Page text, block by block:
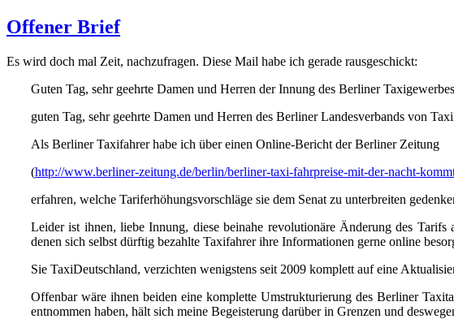
Offener Brief
Es wird doch mal Zeit, nachzufragen. Diese Mail habe ich gerade rausgeschickt:
Guten Tag, sehr geehrte Damen und Herren der Innung des Berliner
guten Tag, sehr geehrte Damen und Herren des Berliner Landesverbands von
Als Berliner Taxifahrer habe ich über einen Online-Bericht der Berliner Zeitung
(http://www.berliner-zeitung.de/berlin/berliner-taxi-fahrpreise-mit-der-nacht-
erfahren, welche Tariferhöhungsvorschläge sie dem Senat zu unterbreiten
Leider ist ihnen, liebe Innung, diese beinahe revolutionäre Änderung des
denen sich selbst dürftig bezahlte Taxifahrer ihre Informationen gerne online
Sie TaxiDeutschland, verzichten wenigstens seit 2009 komplett auf eine
Offenbar wäre ihnen beiden eine komplette Umstrukturierung des Berliner
entnommen haben, hält sich meine Begeisterung darüber in Grenzen und